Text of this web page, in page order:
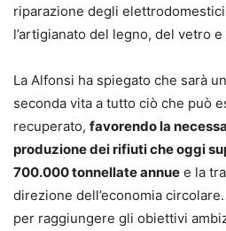
riparazione degli
l’artigianato del legno, del vetro e
La Alfonsi ha spiegato che sarà
seconda vita a tutto ciò che può
recuperato, favorendo la
produzione dei rifiuti che oggi
700.000 tonnellate annue e la
direzione dell’economia
per raggiungere gli obiettivi